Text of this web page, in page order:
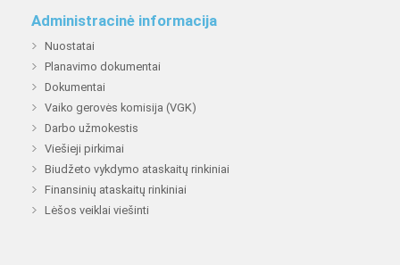
Administracinė informacija
Nuostatai
Planavimo dokumentai
Dokumentai
Vaiko gerovės komisija (VGK)
Darbo užmokestis
Viešieji pirkimai
Biudžeto vykdymo ataskaitų rinkiniai
Finansinių ataskaitų rinkiniai
Lėšos veiklai viešinti